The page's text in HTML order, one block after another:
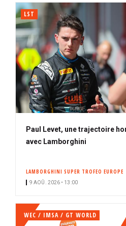
LST
Paul Levet, une trajectoire
avec Lamborghini
LAMBORGHINI SUPER TROFEO EUROPE
9 AOÛ. 2026 • 13:00
WEC / IMSA / GT WORLD